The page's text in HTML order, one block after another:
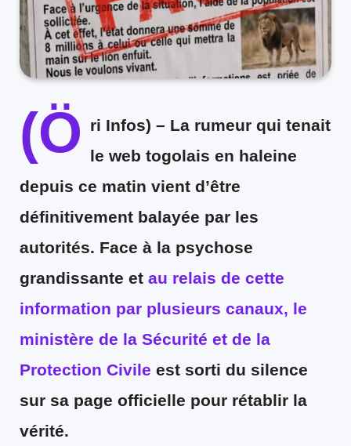
(Ö ri Infos) – La rumeur qui tenait
le web togolais en haleine
depuis ce matin vient d’être
définitivement balayée par les
autorités. Face à la psychose
grandissante et au relais de cette
information par plusieurs canaux, le
ministère de la Sécurité et de la
Protection Civile est sorti du silence
sur sa page officielle pour rétablir la
vérité.